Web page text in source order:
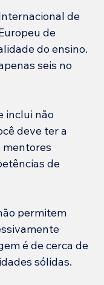
de
de
do ensino.
seis no
inclui não
deve ter a
mentores
de
permitem
é de cerca de
sólidas.